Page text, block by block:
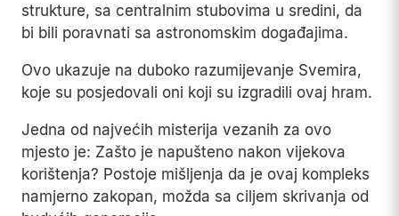
strukture, sa centralnim stubovima u sredini, da
bi bili poravnati sa astronomskim događajima.
Ovo ukazuje na duboko razumijevanje Svemira,
koje su posjedovali oni koji su izgradili ovaj hram.
Jedna od najvećih misterija vezanih za ovo
mjesto je: Zašto je napušteno nakon vijekova
korištenja? Postoje mišljenja da je ovaj kompleks
namjerno zakopan, možda sa ciljem skrivanja od